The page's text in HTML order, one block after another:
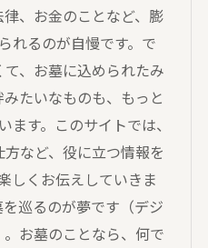
、お金のことなど、膨
れるのが自慢です。で
、お墓に込められたみ
たいなものも、もっと
ます。このサイトでは、
など、役に立つ情報を
しくお伝えしていきま
巡るのが夢です（デジ
お墓のことなら、何で